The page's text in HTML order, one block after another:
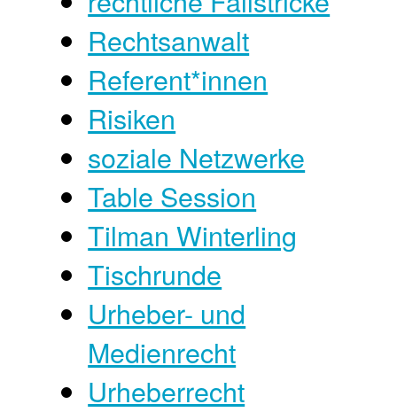
Rechtsanwalt
Referent*innen
Risiken
soziale Netzwerke
Table Session
Tilman Winterling
Tischrunde
Urheber- und
Medienrecht
Urheberrecht